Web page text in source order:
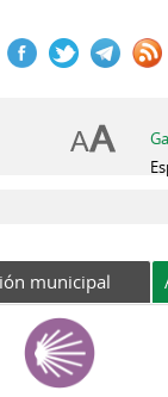
municipal